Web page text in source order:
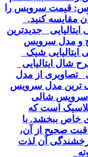
قیمت سرویس را
مقایسه کنید.
جدیدترین
و مدل سرویس
شیک
شال ایتالیایی
تصاویری از مدل
ترین مدل سرویس
: سرویس شالی
کلاسیک است که
خاص ببخشد. با
صحیح از آن،
آن لذت